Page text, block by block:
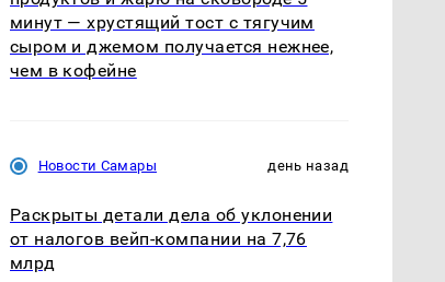
Не ешьте эту
готовую еду из
магазина: список
В ОАЭ произошло
жестокое убийство
криптомиллионера
минут — хрустящий тост с тягучим
сыром и джемом получается нежнее,
чем в кофейне
Новости Самары день назад
Раскрыты детали дела об уклонении
от налогов вейп-компании на 7,76
млрд